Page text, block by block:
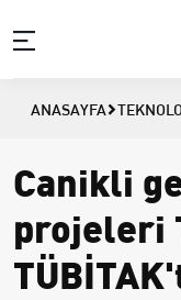
ANASAYFA
Canikli
projeleri